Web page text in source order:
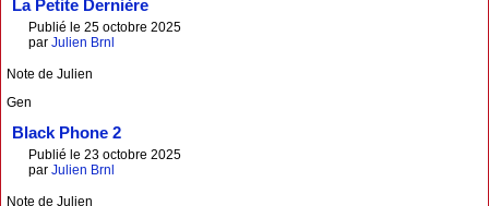
La Petite Dernière
Publié le 25 octobre 2025
par Julien Brnl
Note de Julien
Gen
Black Phone 2
Publié le 23 octobre 2025
par Julien Brnl
Note de Julien